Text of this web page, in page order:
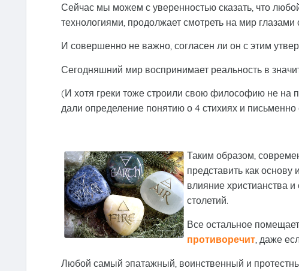
Сейчас мы можем с уверенностью сказать, что
технологиями, продолжает смотреть на мир глазами
И совершенно не важно, согласен ли он с этим
Сегодняшний мир воспринимает реальность в
(И хотя греки тоже строили свою философию не на
дали определение понятию о 4 стихиях и письменно
Таким образом,
представить как
влияние христианства
столетий.
Все остальное
противоречит, даже
Любой самый эпатажный, воинственный и